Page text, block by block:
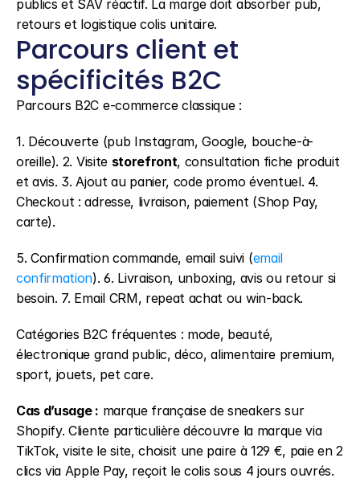
publics et SAV réactif. La marge doit absorber pub,
retours et logistique colis unitaire.
Parcours client et
spécificités B2C
Parcours B2C e-commerce classique :
1. Découverte (pub Instagram, Google, bouche-à-
oreille). 2. Visite storefront, consultation fiche produit
et avis. 3. Ajout au panier, code promo éventuel. 4.
Checkout : adresse, livraison, paiement (Shop Pay,
carte).
5. Confirmation commande, email suivi (email
confirmation). 6. Livraison, unboxing, avis ou retour si
besoin. 7. Email CRM, repeat achat ou win-back.
Catégories B2C fréquentes : mode, beauté,
électronique grand public, déco, alimentaire premium,
sport, jouets, pet care.
Cas d’usage : marque française de sneakers sur
Shopify. Cliente particulière découvre la marque via
TikTok, visite le site, choisit une paire à 129 €, paie en 2
clics via Apple Pay, reçoit le colis sous 4 jours ouvrés.